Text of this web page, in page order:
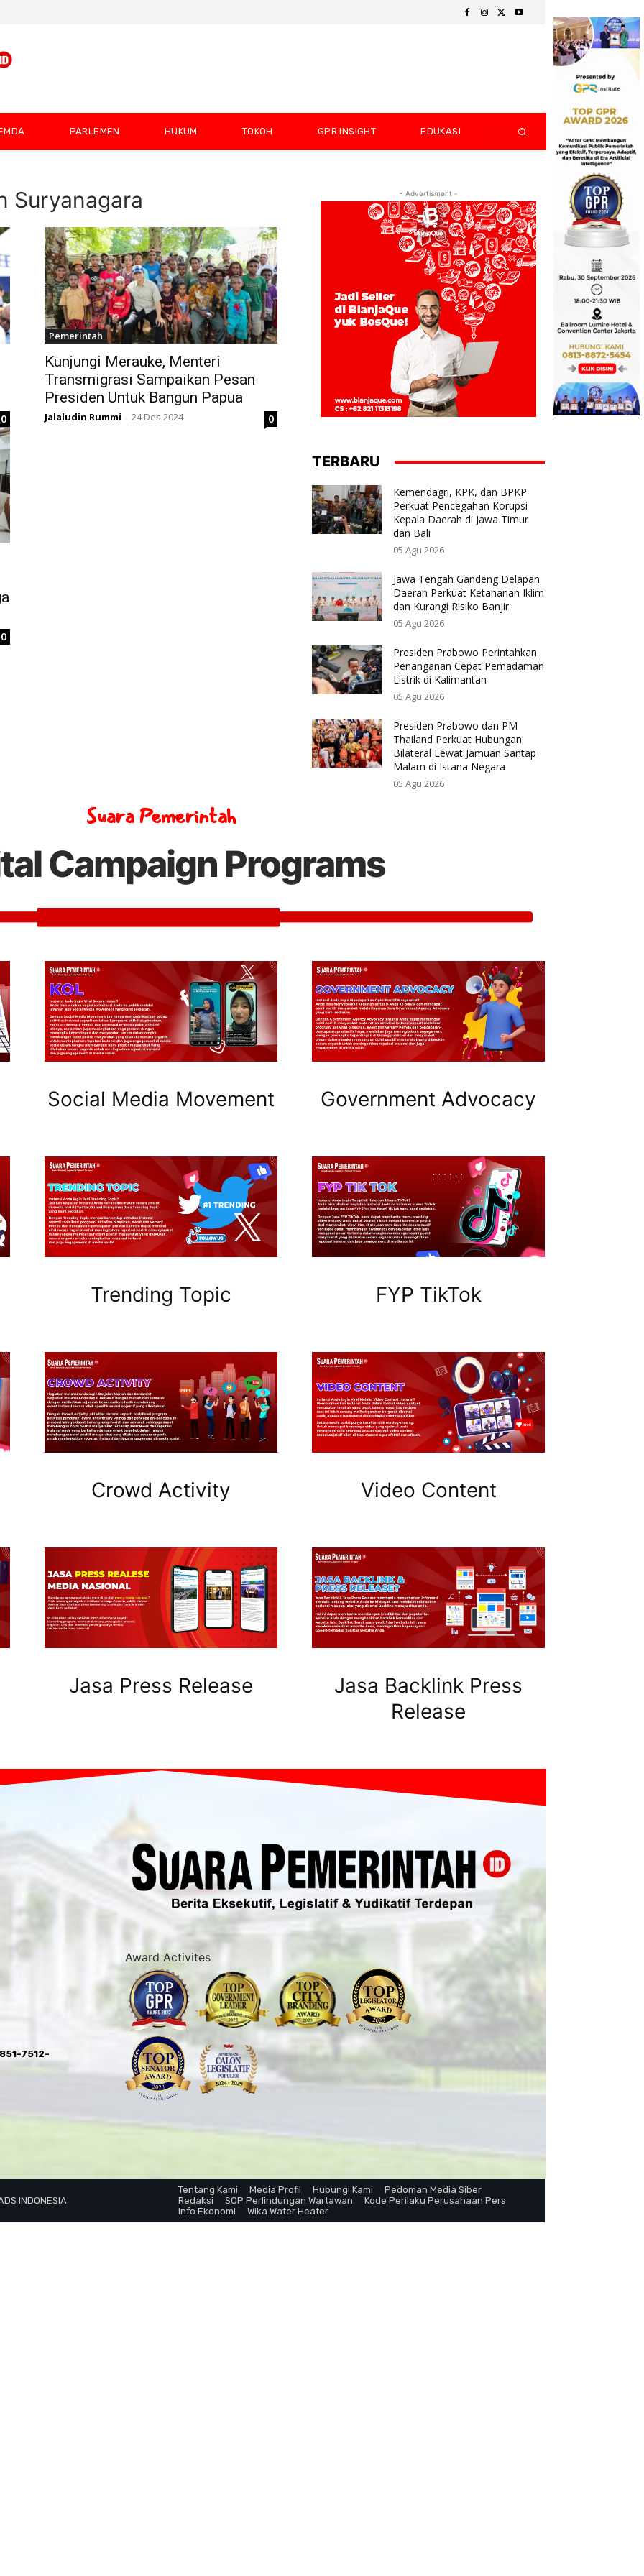
PARLEMEN HUKUM TOKOH GPR INSIGHT EDUKASI
Suryanagara
0
Pemerintah
Kunjungi Merauke, Menteri
Transmigrasi Sampaikan Pesan
Presiden Untuk Bangun Papua
Jalaludin Rummi - 24 Des 2024 0
0
- Advertisment -
TERBARU
Kemendagri, KPK, dan BPKP
Perkuat Pencegahan Korupsi
Kepala Daerah di Jawa Timur
dan Bali
05 Agu 2026
Jawa Tengah Gandeng Delapan
Daerah Perkuat Ketahanan Iklim
dan Kurangi Risiko Banjir
05 Agu 2026
Presiden Prabowo Perintahkan
Penanganan Cepat Pemadaman
Listrik di Kalimantan
05 Agu 2026
Presiden Prabowo dan PM
Thailand Perkuat Hubungan
Bilateral Lewat Jamuan Santap
Malam di Istana Negara
05 Agu 2026
Suara Pemerintah
Campaign Programs
Social Media Movement
Trending Topic
Crowd Activity
Jasa Press Release
Government Advocacy
FYP TikTok
Video Content
Jasa Backlink Press
Release
7512-
Award Activites
INDONESIA
Tentang Kami Media Profil Hubungi Kami
Pedoman Media Siber
Redaksi
SOP Perlindungan Wartawan
Kode Perilaku Perusahaan Pers
Info Ekonomi
Wika Water Heater